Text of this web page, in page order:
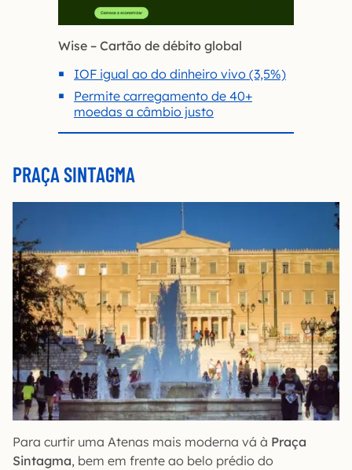
Wise – Cartão de débito global
IOF igual ao do dinheiro vivo (3,5%)
Permite carregamento de 40+
moedas a câmbio justo
PRAÇA SINTAGMA
Para curtir uma Atenas mais moderna vá à Praça
Sintagma, bem em frente ao belo prédio do